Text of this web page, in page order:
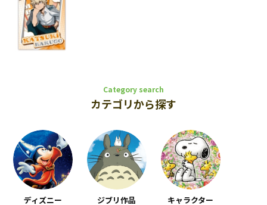
Category search
カテゴリから探す
ディズニー ジブリ作品 キャラクター